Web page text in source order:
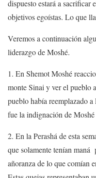
dispuesto estará a sacrificar
objetivos egoístas. Lo que
Veremos a continuación
liderazgo de Moshé.
1. En Shemot Moshé
monte Sinai y ver el pueblo
pueblo había reemplazado
fue la indignación de
2. En la Perashá de esta
que solamente tenían maná
añoranza de lo que comían